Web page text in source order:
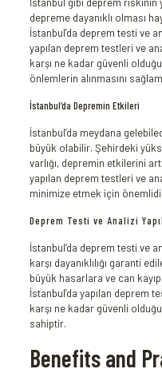
depreme dayanıklı olması
İstanbul’da deprem testi ve
yapılan deprem testleri ve
karşı ne kadar güvenli
önlemlerin alınmasını
İstanbul’da Depremin Etkileri
İstanbul’da meydana
büyük olabilir. Şehirdeki
varlığı, depremin etkilerini
yapılan deprem testleri ve
minimize etmek için
Deprem Testi ve Analizi
İstanbul’da deprem testi ve
karşı dayanıklılığı garanti
büyük hasarlara ve can
İstanbul’da yapılan deprem
karşı ne kadar güvenli
sahiptir.
Benefits and